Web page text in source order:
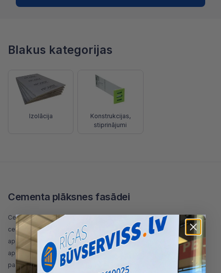
Blakus kategorijas
Izolācija
Konstrukcijas,
stiprinājumi
Cementa plāksnes fasādei
Cementa plāksnes ir augstas izturības būvmateriāls, kas veidots no
cementa un šķiedru maisījuma. Tās ir lieliski piemērotas fasāžu
apdarei, kā arī izmantojamas iekšdarbos, piemēram, sienu vai grīdu
apdarē. Šīs plāksnes ir izturīgas pret mitrumu un ir ugunsdrošas,
padarot tās par ideālu risinājumu ēkām ar īpašām drošības prasībām.